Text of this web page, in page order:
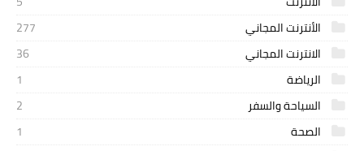
الأنترنت المجاني
277
الانترنت المجاني
36
الرياضة
1
السياحة والسفر
2
الصحة
1